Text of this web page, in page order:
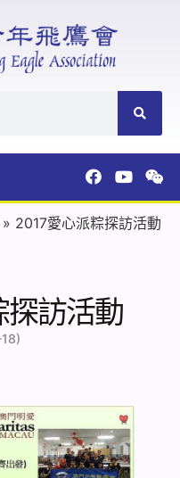
» 2017愛心派粽探訪活動
探訪活動